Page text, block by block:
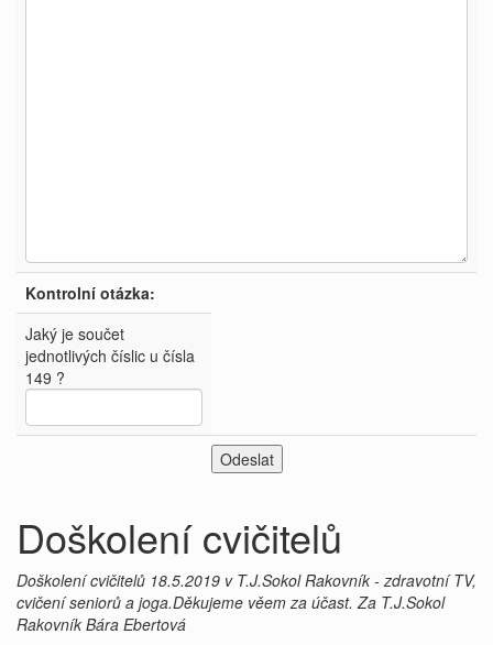
Kontrolní otázka:
Jaký je součet
jednotlivých číslic u čísla
149 ?
Doškolení cvičitelů
Doškolení cvičitelů 18.5.2019 v T.J.Sokol Rakovník - zdravotní TV,
cvičení seniorů a joga.Děkujeme věem za účast. Za T.J.Sokol
Rakovník Bára Ebertová